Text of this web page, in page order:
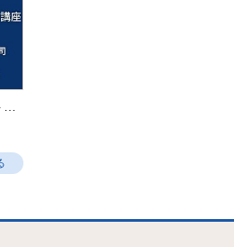
波動を図形化する「ジオメトリー講座」